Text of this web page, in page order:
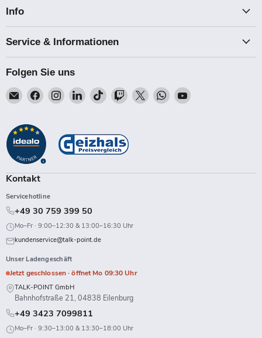
Info
Service & Informationen
Folgen Sie uns
Email
Talk-
Finden
Sie
auf
Facebook
Finden
Sie
Instagram
Finden
Sie
LinkedIn
Finden
Sie
TikTok
Finden
Sie
Twitch
Finden
Sie
Finden
Sie
Finden
Kontakt
Servicehotline
+49 30 759 399 50
Mo–Fr · 9:00–12:30 & 13:00–16:30 Uhr
kundenservice@talk-point.de
Unser Ladengeschäft
Jetzt geschlossen · öffnet Mo 09:30 Uhr
TALK-POINT GmbH
Bahnhofstraße 21, 04838 Eilenburg
+49 3423 7099811
Mo–Fr · 9:30–13:00 & 13:30–18:00 Uhr